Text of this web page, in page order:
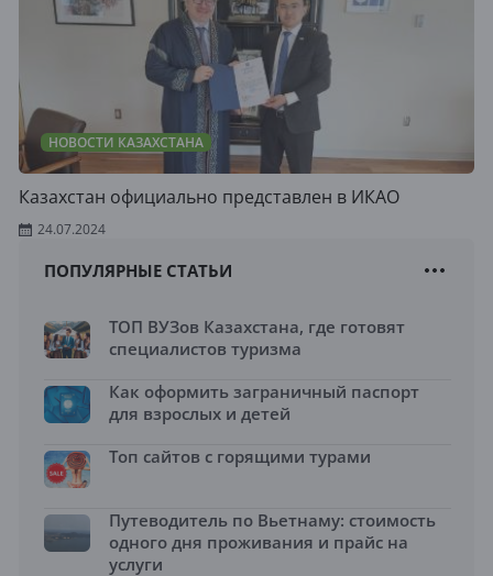
НОВОСТИ КАЗАХСТАНА
Казахстан официально представлен в ИКАО
24.07.2024
ПОПУЛЯРНЫЕ СТАТЬИ
ТОП ВУЗов Казахстана, где готовят
специалистов туризма
Как оформить заграничный паспорт
для взрослых и детей
Топ сайтов с горящими турами
Путеводитель по Вьетнаму: стоимость
одного дня проживания и прайс на
услуги